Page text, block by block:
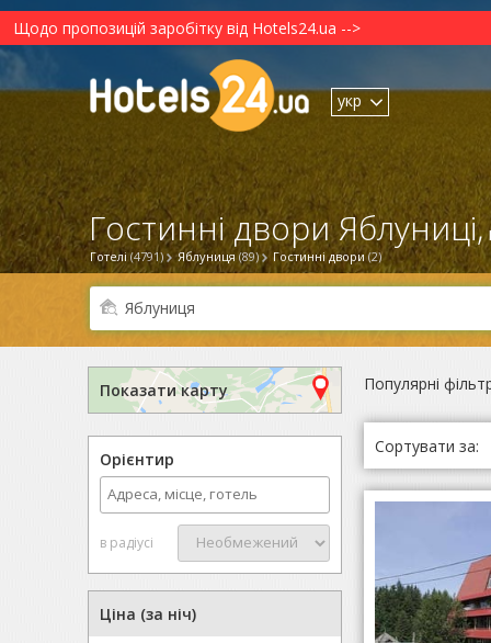
Щодо пропозицій заробітку від Hotels24.ua -->
укр
Готелі (4791) Яблуниця (89) Гостинні двори (2)
Гостинні двори Яблуниці,
Показати карту
Орієнтир
в радіусі
Ціна (за ніч)
Популярні
Сортувати за: